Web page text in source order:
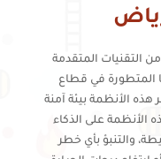
من التقنيات المتقدمة
المتطورة في قطاع
الأنظمة بيئة آمنة
الأنظمة على الذكاء
والتنبؤ بأي خطر